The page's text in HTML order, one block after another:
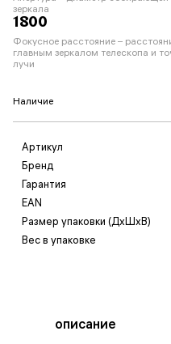
зеркала
1800
Фокусное расстояние –
главным зеркалом телескопа и
лучи
Наличие
Артикул
Бренд
Гарантия
EAN
Размер упаковки (ДxШxВ)
Вес в упаковке
описание